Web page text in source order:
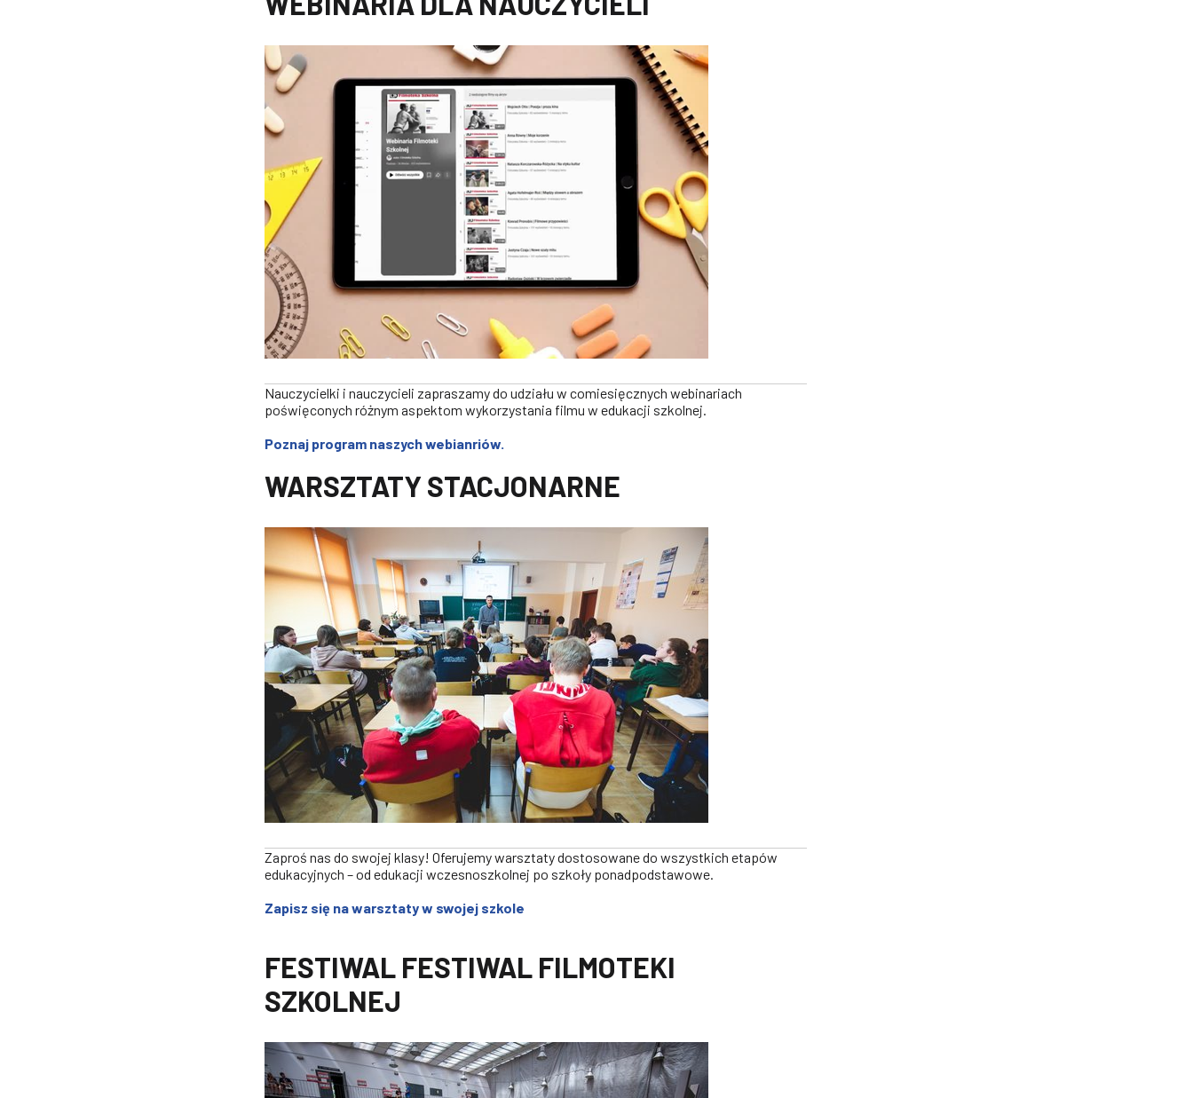
Nauczycielki i nauczycieli zapraszamy do udziału w comiesięcznych webinariach
poświęconych różnym aspektom wykorzystania filmu w edukacji szkolnej.
Poznaj program naszych webianriów.
WARSZTATY STACJONARNE
Zaproś nas do swojej klasy! Oferujemy warsztaty dostosowane do wszystkich etapów
edukacyjnych – od edukacji wczesnoszkolnej po szkoły ponadpodstawowe.
Zapisz się na warsztaty w swojej szkole
FESTIWAL FESTIWAL FILMOTEKI
SZKOLNEJ